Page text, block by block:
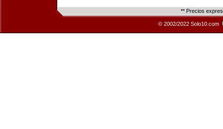
** Precios
© 2002/2022 Solo10.com